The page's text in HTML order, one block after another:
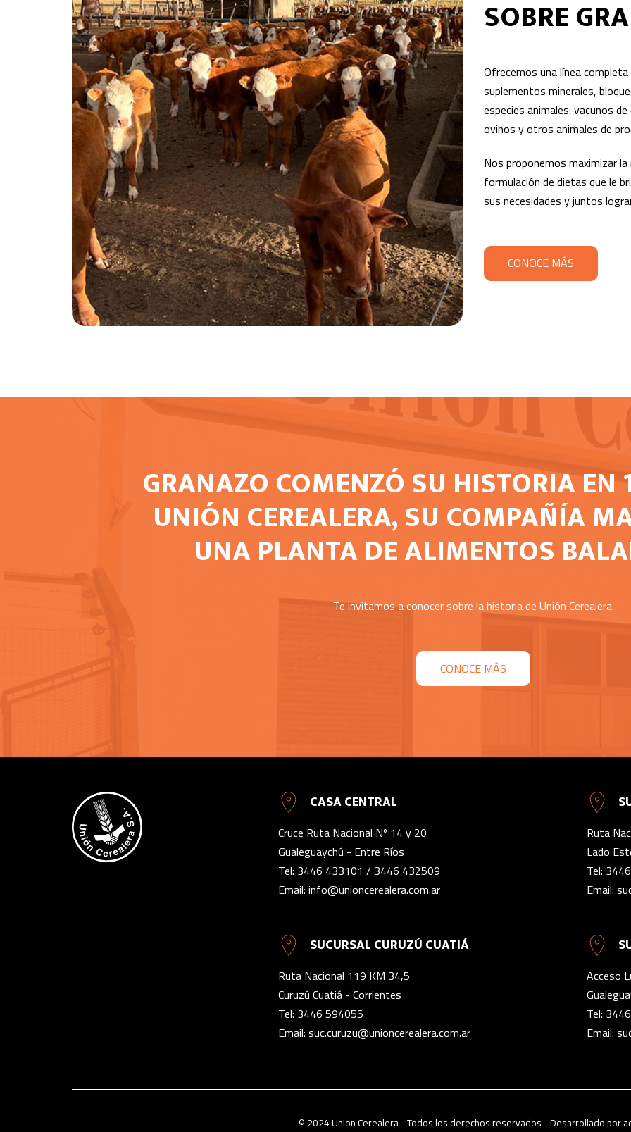
SOBRE
Ofrecemos una línea
suplementos minerales,
especies animales: vacunos
ovinos y otros animales de
Nos proponemos maximizar
formulación de dietas que le
sus necesidades y juntos
CONOCE MÁS
GRANAZO COMENZÓ SU HISTORIA EN
UNIÓN CEREALERA, SU COMPAÑÍA
UNA PLANTA DE ALIMENTOS
Te invitamos a conocer sobre la historia de Unión Cerealera.
CONOCE MÁS
CASA CENTRAL
Cruce Ruta Nacional Nº 14 y 20
Gualeguaychú - Entre Ríos
Tel: 3446 433101 / 3446 432509
Email: info@unioncerealera.com.ar
SUCURSAL CURUZÚ CUATIÁ
Ruta Nacional 119 KM 34,5
Curuzú Cuatiá - Corrientes
Tel: 3446 594055
Email: suc.curuzu@unioncerealera.com.ar
Ruta
Lado
Tel:
Email:
Acceso
Tel:
Email:
© 2024 Union Cerealera - Todos los derechos reservados - Desarrollado por